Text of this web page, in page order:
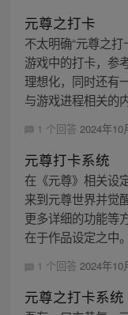
元尊之打卡
不太明确“元尊之
游戏中的打卡，参
理想化，同时还有
与游戏进程相关的
1 个回答 2024年10
元尊打卡系统
在《元尊》相关设
来到元尊世界并觉
更多详细的功能等
在于作品设定之中。
1 个回答 2024年10
元尊之打卡系统